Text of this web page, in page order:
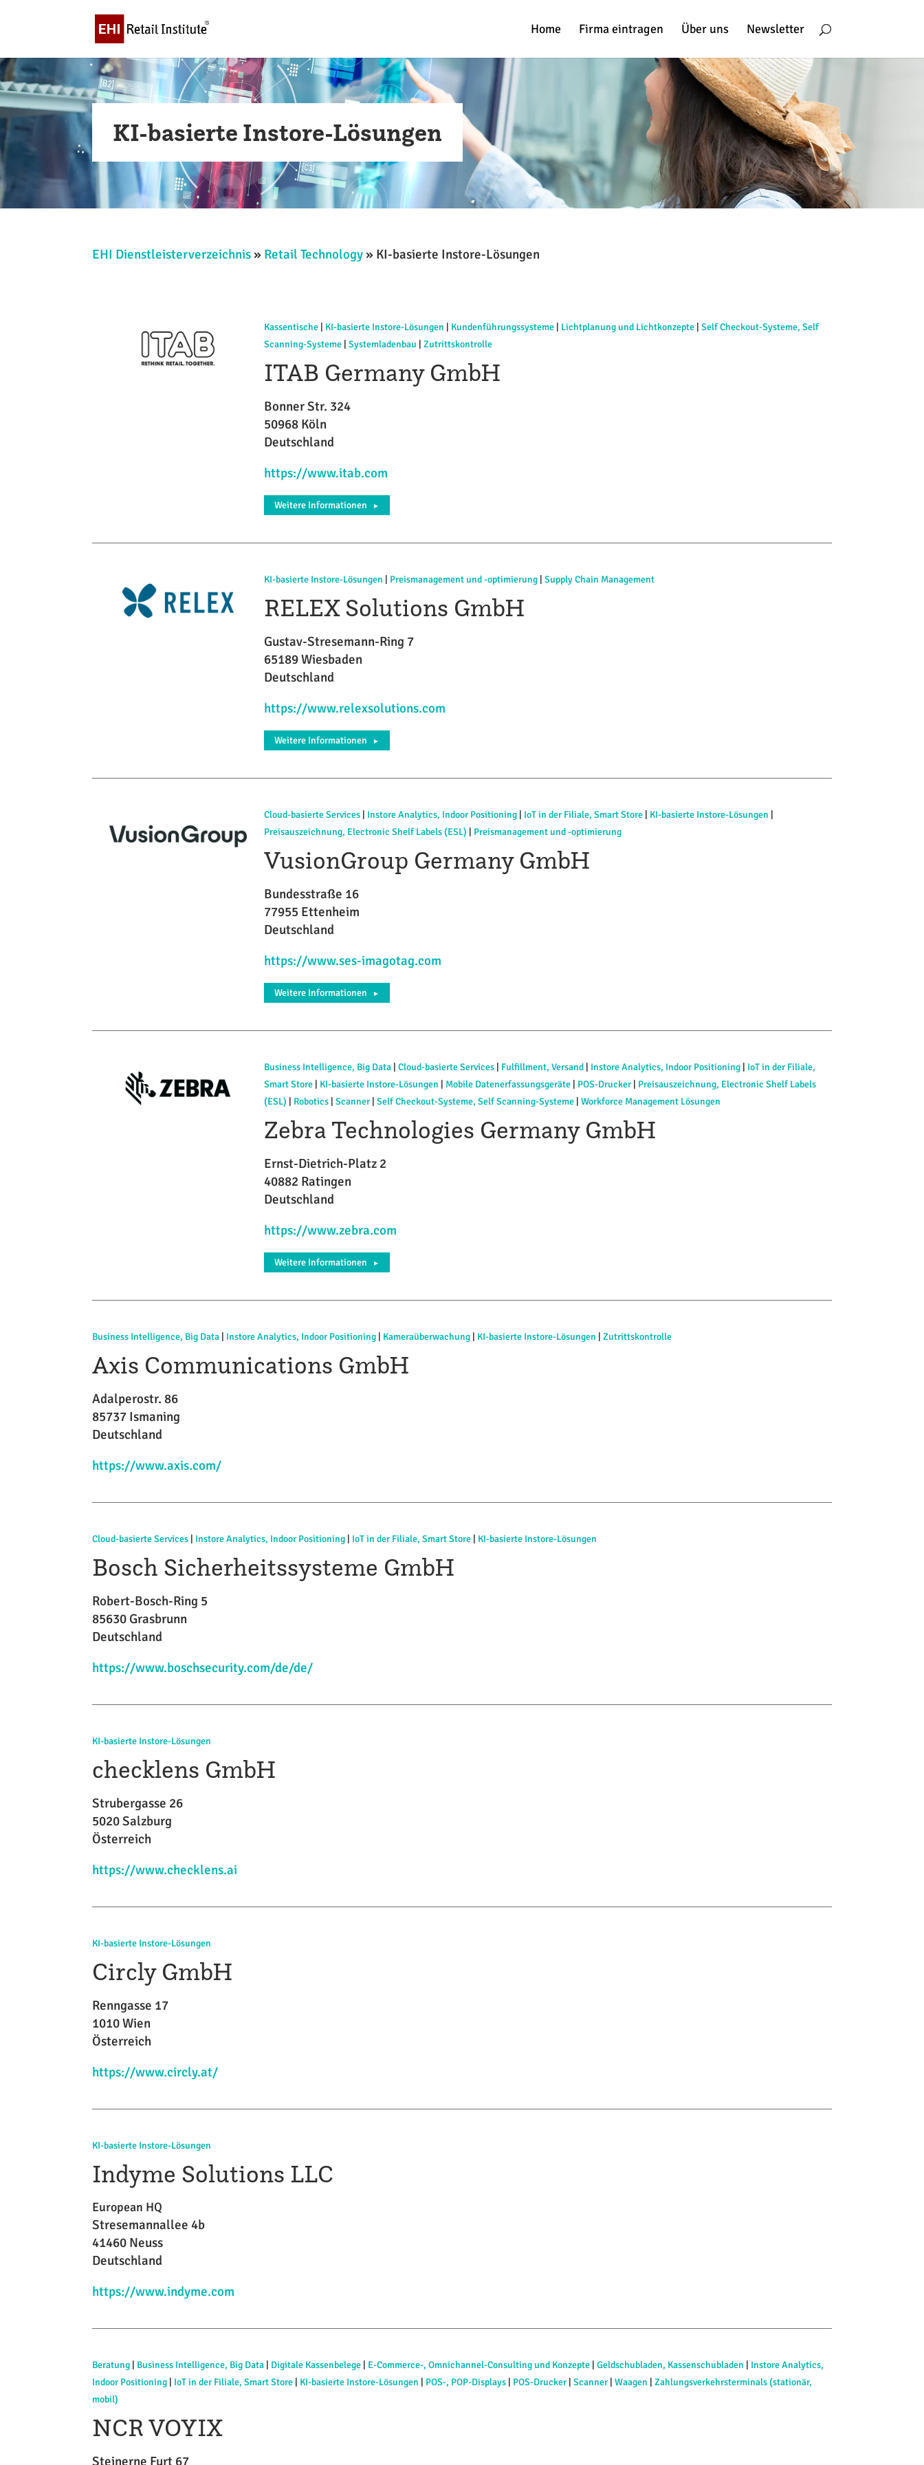
Home Firma eintragen Über uns Newsletter
KI-basierte Instore-Lösungen
EHI Dienstleisterverzeichnis » Retail Technology » KI-basierte Instore-Lösungen
Kassentische KI-basierte Instore-Lösungen Kundenführungssysteme Lichtplanung und Lichtkonzepte |Self Checkout-Systeme, Self
Scanning-Systeme |Systemladenbau |Zutrittskontrolle
ITAB Germany GmbH
Bonner Str. 324
50968 Köln
Deutschland
https://www.itab.com
Weitere Informationen ►
KI-basierte Instore-Lösungen Preismanagement und -optimierung |Supply Chain Management
RELEX Solutions GmbH
Gustav-Stresemann-Ring 7
65189 Wiesbaden
Deutschland
https://www.relexsolutions.com
Weitere Informationen ►
Cloud-basierte Services Instore Analytics, Indoor Positioning IoT in der Filiale, Smart Store KI-basierte Instore-Lösungen
Preisauszeichnung, Electronic Shelf Labels (ESL)
Preismanagement und -optimierung
VusionGroup Germany GmbH
Bundesstraße 16
77955 Ettenheim
Deutschland
https://www.ses-imagotag.com
Weitere Informationen ►
Business Intelligence, Big Data |Cloud-basierte Services Fulfillment, Versand Instore Analytics, Indoor Positioning
IoT in der Filiale,
Smart Store
KI-basierte Instore-Lösungen Mobile Datenerfassungsgeräte POS-Drucker
Preisauszeichnung, Electronic Shelf Labels
(ESL)
Robotics |Scanner |Self Checkout-Systeme, Self Scanning-Systeme |Workforce Management Lösungen
Zebra Technologies Germany GmbH
Ernst-Dietrich-Platz 2
40882 Ratingen
Deutschland
https://www.zebra.com
Weitere Informationen ►
Business Intelligence, Big Data Instore Analytics, Indoor Positioning Kameraüberwachung KI-basierte Instore-Lösungen |Zutrittskontrolle
Axis Communications GmbH
Adalperostr. 86
85737 Ismaning
Deutschland
https://www.axis.com/
Cloud-basierte Services Instore Analytics, Indoor Positioning IoT in der Filiale, Smart Store KI-basierte Instore-Lösungen
Bosch Sicherheitssysteme GmbH
Robert-Bosch-Ring 5
85630 Grasbrunn
Deutschland
https://www.boschsecurity.com/de/de/
KI-basierte Instore-Lösungen
checklens GmbH
Strubergasse 26
5020 Salzburg
Österreich
https://www.checklens.ai
KI-basierte Instore-Lösungen
Circly GmbH
Renngasse 17
1010 Wien
Österreich
https://www.circly.at/
KI-basierte Instore-Lösungen
Indyme Solutions LLC
European HQ
Stresemannallee 4b
41460 Neuss
Deutschland
https://www.indyme.com
Beratung Business Intelligence, Big Data Digitale Kassenbelege E-Commerce-, Omnichannel-Consulting und Konzepte |Geldschubladen, Kassenschubladen
Instore Analytics,
Indoor Positioning
IoT in der Filiale, Smart Store KI-basierte Instore-Lösungen POS-, POP-Displays POS-Drucker |Scanner |Waagen |Zahlungsverkehrsterminals (stationär,
mobil)
NCR VOYIX
Steinerne Furt 67